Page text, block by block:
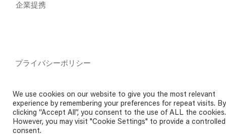
プライバシーポリシー
Cookie（クッキー）の利用に関して
企業提携
We use cookies on our website to give you the most relevant
experience by remembering your preferences for repeat visits. By
clicking “Accept All”, you consent to the use of ALL the cookies.
However, you may visit "Cookie Settings" to provide a controlled
consent.